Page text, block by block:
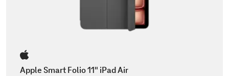
Apple Smart Folio 11" iPad Air